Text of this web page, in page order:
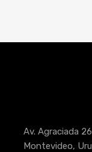
Av. Agraciada
Montevideo,